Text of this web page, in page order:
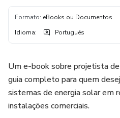
Formato: eBooks ou Documentos
Idioma: Português
Um e-book sobre projetista
guia completo para quem
sistemas de energia solar em
instalações comerciais.